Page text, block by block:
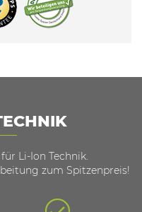
Li-Ion Technik.
zum Spitzenpreis!